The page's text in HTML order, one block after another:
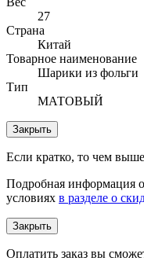
27
Страна
Китай
Товарное наименование
Шарики из фольги
Тип
МАТОВЫЙ
Закрыть
Если кратко, то чем
Подробная информация
условиях в разделе о
Закрыть
Оплатить заказ вы